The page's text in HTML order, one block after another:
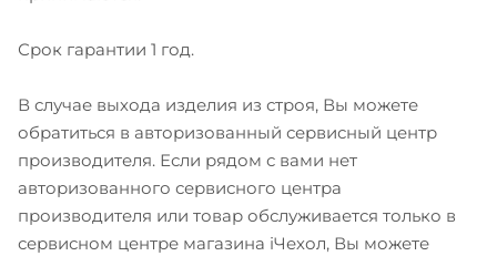
Срок гарантии 1 год.
В случае выхода изделия из строя, Вы можете
обратиться в авторизованный сервисный центр
производителя. Если рядом с вами нет
авторизованного сервисного центра
производителя или товар обслуживается только в
сервисном центре магазина iЧехол, Вы можете